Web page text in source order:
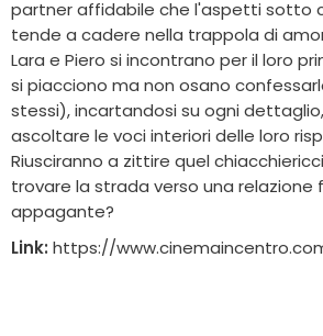
partner affidabile che l'aspetti sotto
tende a cadere nella trappola di
Lara e Piero si incontrano per il loro
si piacciono ma non osano
stessi), incartandosi su ogni
ascoltare le voci interiori delle loro
Riusciranno a zittire quel
trovare la strada verso una relazione
appagante?
Link: https://